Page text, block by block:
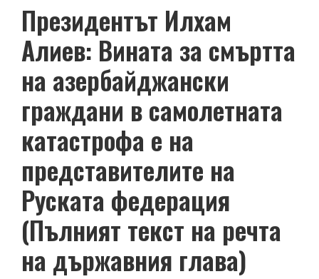
Президентът Илхам
Алиев: Вината за смъртта
на азербайджански
граждани в самолетната
катастрофа е на
представителите на
Руската федерация
(Пълният текст на речта
на държавния глава)